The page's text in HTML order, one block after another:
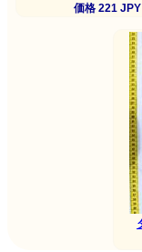
価格 221 JPY